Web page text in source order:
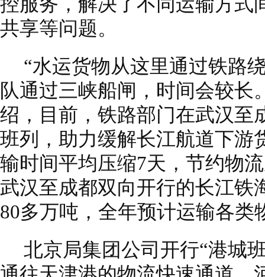
共享等问题。
“水运货物从这里通过铁路
队通过三峡船闸，时间会较长
绍，目前，铁路部门在武汉至
班列，助力缓解长江航道下游
输时间平均压缩7天，节约物
武汉至成都双向开行的长江铁
80多万吨，全年预计运输各类
北京局集团公司开行“港城